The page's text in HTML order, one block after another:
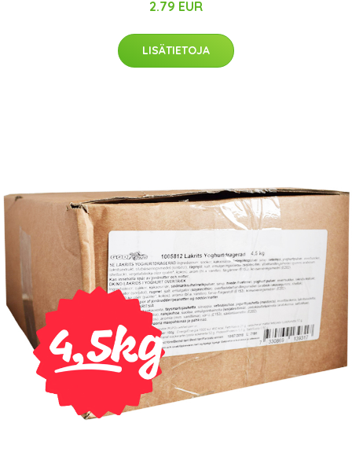
2.79 EUR
LISÄTIETOJA